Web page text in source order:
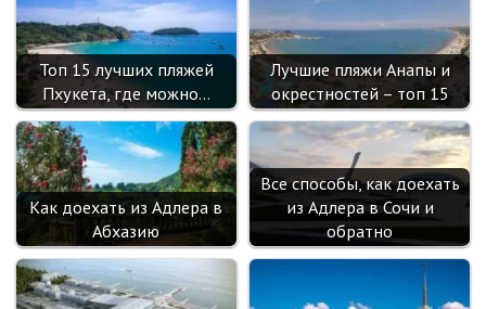
Топ 15 лучших пляжей
Пхукета, где можно…
Лучшие пляжи Анапы и
окрестностей – топ 15
Как доехать из Адлера в
Абхазию
Все способы, как доехать
из Адлера в Сочи и
обратно